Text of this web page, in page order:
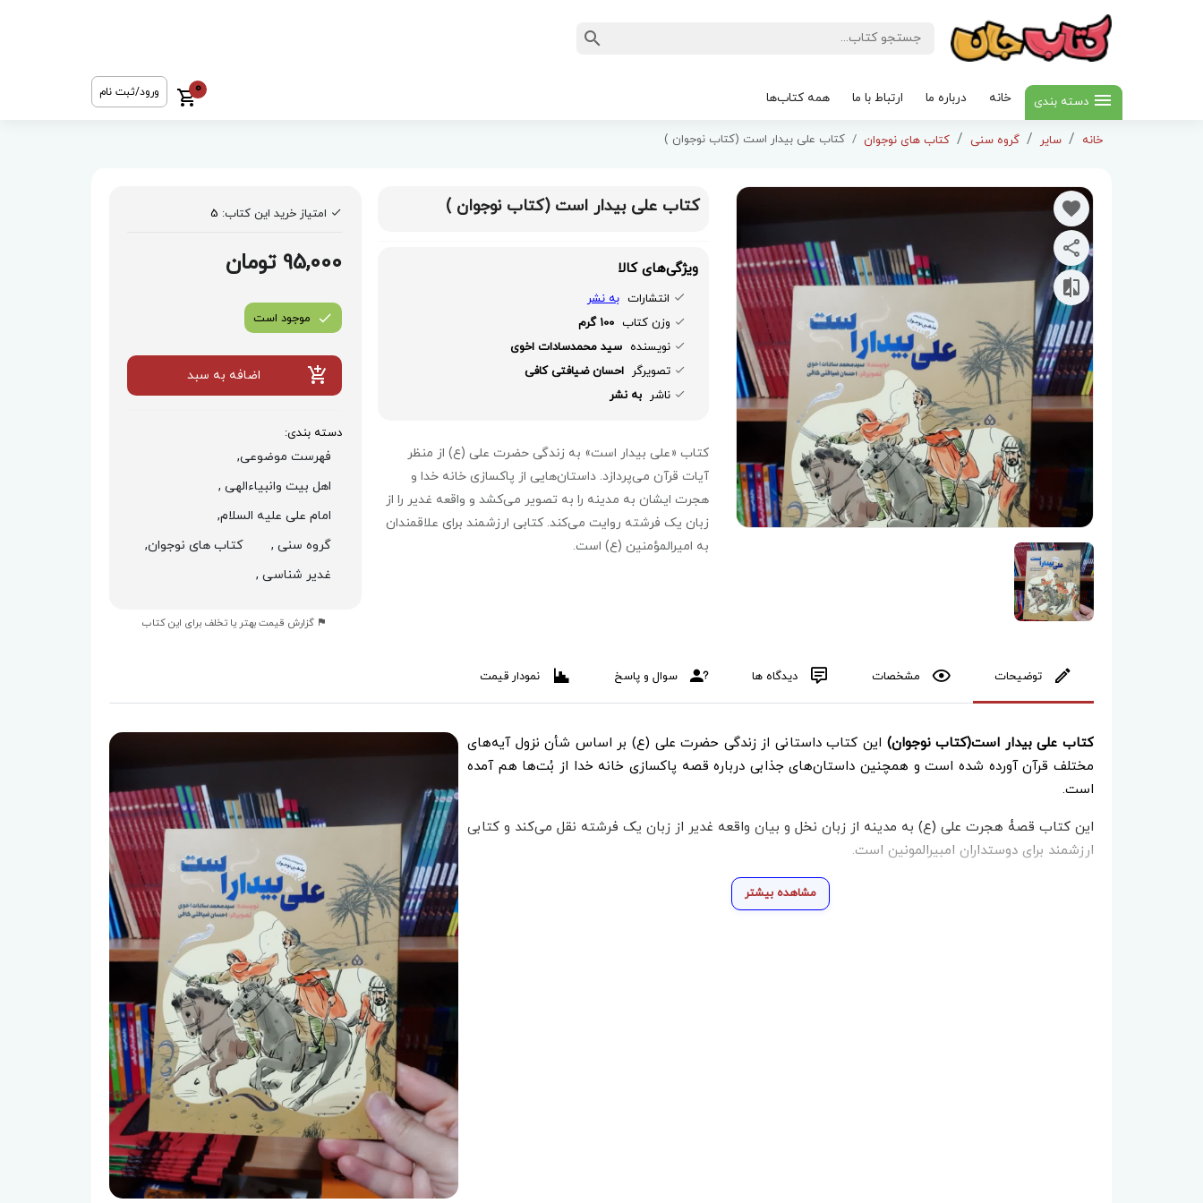
دسته بندی خانه درباره ما ارتباط با ما همه کتاب‌ها
0 ورود/ثبت نام
خانه سایر گروه سنی کتاب های نوجوان کتاب علی بیدار است (کتاب نوجوان )
کتاب علی بیدار است (کتاب نوجوان )
ویژگی‌های کالا
انتشارات به نشر
وزن کتاب 100 گرم
نویسنده سید محمدسادات اخوی
تصویرگر احسان ضیافتی کافی
ناشر به نشر
کتاب «علی بیدار است» به زندگی حضرت علی (ع) از منظر
آیات قرآن می‌پردازد. داستان‌هایی از پاکسازی خانه خدا و
هجرت ایشان به مدینه را به تصویر می‌کشد و واقعه غدیر را از
زبان یک فرشته روایت می‌کند. کتابی ارزشمند برای علاقمندان
به امیرالمؤمنین (ع) است.
امتیاز خرید این کتاب: 5
95,000 تومان
موجود است
اضافه به سبد
دسته بندی:
فهرست موضوعی,
اهل بیت وانبیاءالهی ,
امام علی علیه السلام,
گروه سنی ,
کتاب های نوجوان,
غدیر شناسی ,
گزارش قیمت بهتر یا تخلف برای این کتاب
توضیحات مشخصات دیدگاه ها سوال و پاسخ نمودار قیمت
کتاب علی بیدار است(کتاب نوجوان) این کتاب داستانی از زندگی حضرت علی (ع) بر اساس شأن نزول آیه‌‌های
مختلف قرآن آورده شده است و همچنین داستان‌‌های جذابی درباره قصه پاکسازی خانه خدا از بُت‌ها هم آمده
است.
این کتاب قصۀ هجرت علی (ع) به مدینه از زبان نخل و بیان واقعه غدیر از زبان یک فرشته نقل می‌کند و کتابی
ارزشمند برای دوستداران امبیرالمونین است.
مشاهده بیشتر